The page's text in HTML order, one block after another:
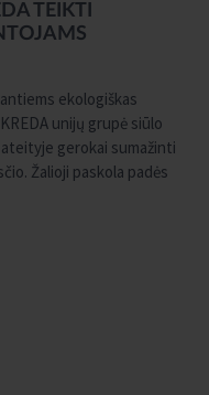
TEIKTI
ekologiškas
unijų grupė siūlo
gerokai sumažinti
Žalioji paskola padės